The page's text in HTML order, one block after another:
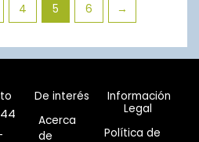
4 5 6 →
De interés
Acerca
de
Información
Legal
Política de